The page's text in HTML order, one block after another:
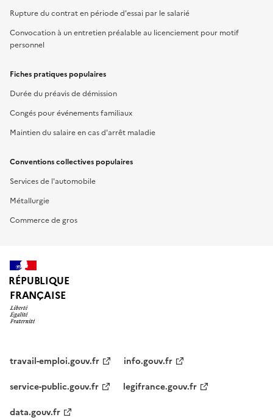
Rupture du contrat en période d'essai par le salarié
Convocation à un entretien préalable au licenciement pour motif
personnel
Fiches pratiques populaires
Durée du préavis de démission
Congés pour événements familiaux
Maintien du salaire en cas d'arrêt maladie
Conventions collectives populaires
Services de l'automobile
Métallurgie
Commerce de gros
RÉPUBLIQUE
FRANÇAISE
travail-emploi.gouv.fr
info.gouv.fr
service-public.gouv.fr
legifrance.gouv.fr
data.gouv.fr